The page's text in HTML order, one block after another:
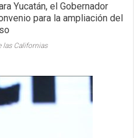
Yucatán, el Gobernador
para la ampliación del
las Californias